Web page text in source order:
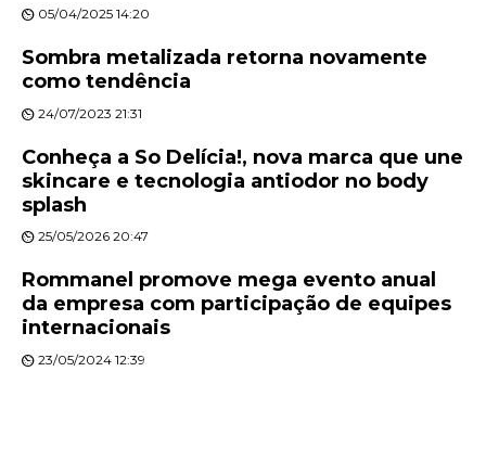
05/04/2025 14:20
Sombra metalizada retorna novamente
como tendência
24/07/2023 21:31
Conheça a So Delícia!, nova marca que une
skincare e tecnologia antiodor no body
splash
25/05/2026 20:47
Rommanel promove mega evento anual
da empresa com participação de equipes
internacionais
23/05/2024 12:39